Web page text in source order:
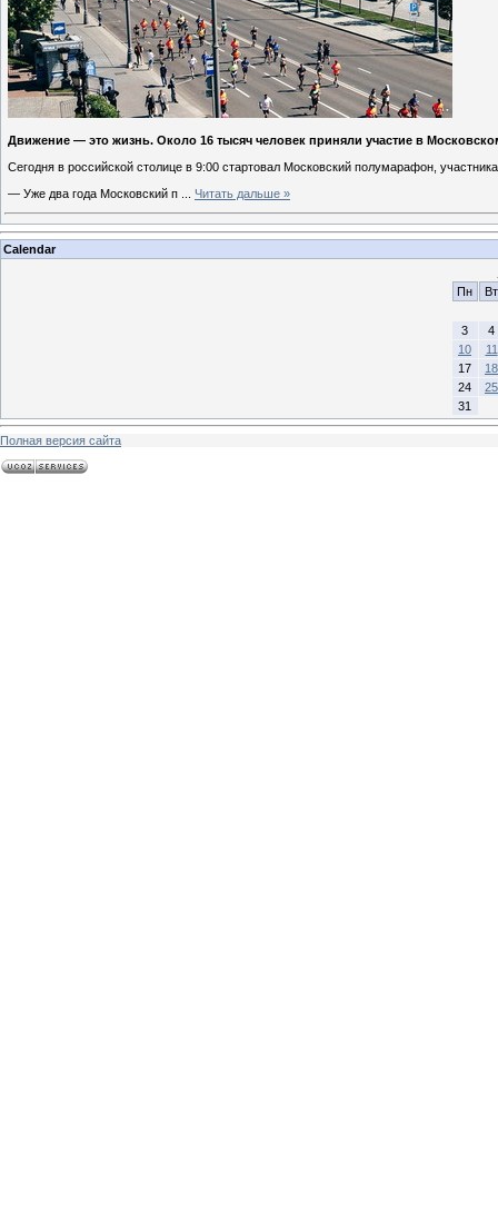
Движение — это жизнь. Около 16 тысяч человек приняли участие в
Сегодня в российской столице в 9:00 стартовал Московский полумарафон,
— Уже два года Московский п
Читать дальше »
Calendar
Пн
Вт
3
4
10
11
17
18
24
25
31
Полная версия сайта